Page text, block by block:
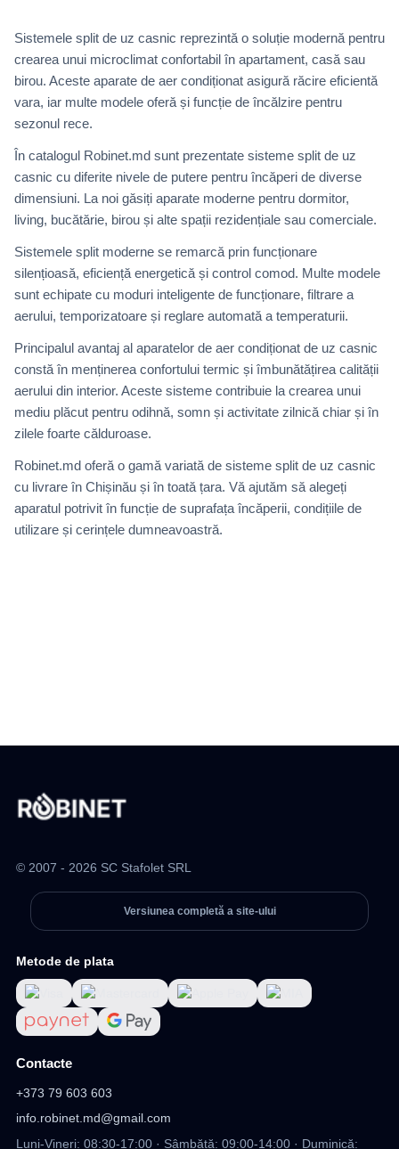
Sistemele split de uz casnic reprezintă o soluție modernă pentru
crearea unui microclimat confortabil în apartament, casă sau
birou. Aceste aparate de aer condiționat asigură răcire eficientă
vara, iar multe modele oferă și funcție de încălzire pentru
sezonul rece.
În catalogul Robinet.md sunt prezentate sisteme split de uz
casnic cu diferite nivele de putere pentru încăperi de diverse
dimensiuni. La noi găsiți aparate moderne pentru dormitor,
living, bucătărie, birou și alte spații rezidențiale sau comerciale.
Sistemele split moderne se remarcă prin funcționare
silențioasă, eficiență energetică și control comod. Multe modele
sunt echipate cu moduri inteligente de funcționare, filtrare a
aerului, temporizatoare și reglare automată a temperaturii.
Principalul avantaj al aparatelor de aer condiționat de uz casnic
constă în menținerea confortului termic și îmbunătățirea calității
aerului din interior. Aceste sisteme contribuie la crearea unui
mediu plăcut pentru odihnă, somn și activitate zilnică chiar și în
zilele foarte călduroase.
Robinet.md oferă o gamă variată de sisteme split de uz casnic
cu livrare în Chișinău și în toată țara. Vă ajutăm să alegeți
aparatul potrivit în funcție de suprafața încăperii, condițiile de
utilizare și cerințele dumneavoastră.
© 2007 - 2026 SC Stafolet SRL
Versiunea completă a site-ului
Metode de plata
Contacte
+373 79 603 603
info.robinet.md@gmail.com
Luni-Vineri: 08:30-17:00 · Sâmbătă: 09:00-14:00 · Duminică: